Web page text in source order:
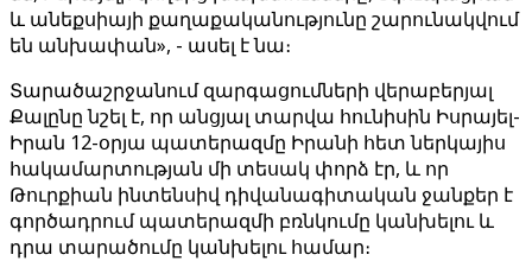
և անեքսիայի քաղաքականությունը շարունակվում
են անխափան», - ասել է նա։
Տարածաշրջանում զարգացումների վերաբերյալ
Քալընը նշել է, որ անցյալ տարվա հունիսին Իսրայել-
Իրան 12-օրյա պատերազմը Իրանի հետ ներկայիս
հակամարտության մի տեսակ փորձ էր, և որ
Թուրքիան ինտենսիվ դիվանագիտական ​​ջանքեր է
գործադրում պատերազմի բռնկումը կանխելու և
դրա տարածումը կանխելու համար։